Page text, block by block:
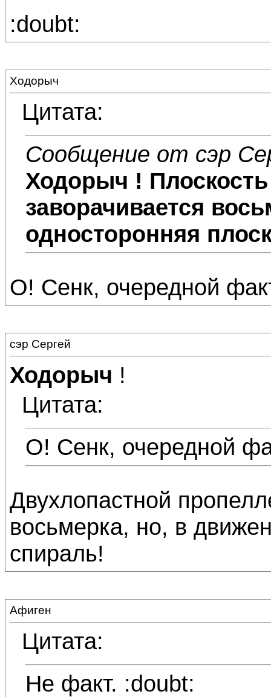
:doubt:
Ходорыч
Цитата:
Сообщение от сэр
Ходорыч !
заворачивается
односторонняя
О! Сенк, очередной
сэр Сергей
Ходорыч !
Цитата:
О! Сенк, очередной
Двухлопастной
восьмерка, но, в
спираль!
Афиген
Цитата:
Не факт. :doubt: